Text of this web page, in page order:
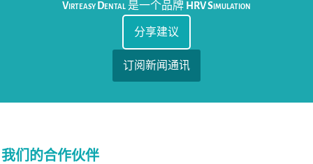
Virteasy Dental是一个品牌 HRV Simulation
分享建议
订阅新闻通讯
我们的合作伙伴